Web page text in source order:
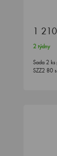
1
2 týdny
Sada 2
SZZ2 80